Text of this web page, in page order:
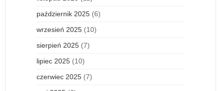
październik 2025 (6)
wrzesień 2025 (10)
sierpień 2025 (7)
lipiec 2025 (10)
czerwiec 2025 (7)